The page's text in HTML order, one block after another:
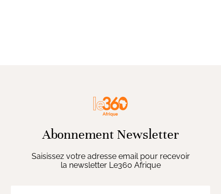
Abonnement Newsletter
Saisissez votre adresse email pour recevoir
la newsletter Le360 Afrique